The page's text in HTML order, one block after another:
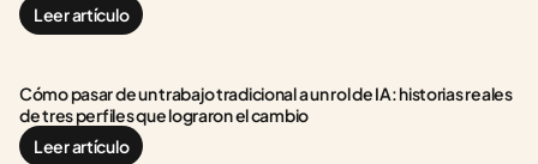
Leer artículo
Cómo pasar de un trabajo tradicional a un rol de IA: historias reales
de tres perfiles que lograron el cambio
Leer artículo